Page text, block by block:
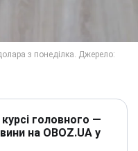
головного —
на OBOZ.UA у